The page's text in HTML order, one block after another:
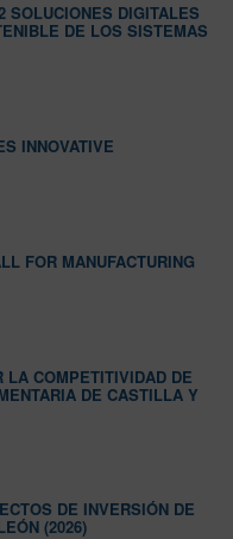
SOLUCIONES DIGITALES
DE LOS SISTEMAS
INNOVATIVE
FOR MANUFACTURING
LA COMPETITIVIDAD DE
DE CASTILLA Y
DE INVERSIÓN DE
(2026)